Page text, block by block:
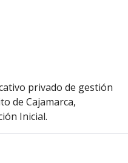
privado de gestión
de Cajamarca,
Inicial.